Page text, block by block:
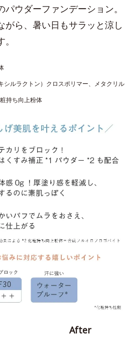
パウダーファンデーション。
がら、暑い日もサラッと涼し
ルラクトン）クロスポリマー、メタクリル
持ち向上粉体
After